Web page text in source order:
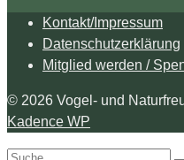
Kontakt/Impressum
Datenschutzerklärung
Mitglied werden /
© 2026 Vogel- und
Kadence WP
Search